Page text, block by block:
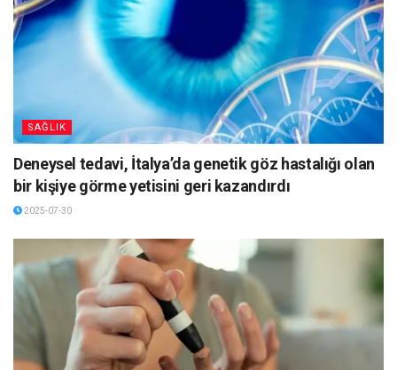
SAĞLIK
Deneysel tedavi, İtalya’da genetik göz hastalığı olan
bir kişiye görme yetisini geri kazandırdı
2025-07-30